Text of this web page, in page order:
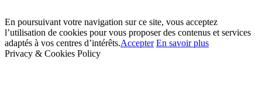
En poursuivant votre navigation sur ce site, vous acceptez
l’utilisation de cookies pour vous proposer des contenus et services
adaptés à vos centres d’intérêts.Accepter En savoir plus
Privacy & Cookies Policy